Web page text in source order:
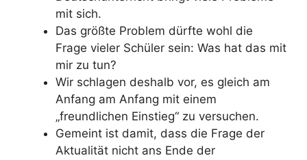
mit sich.
Das größte Problem dürfte wohl die
Frage vieler Schüler sein: Was hat das mit
mir zu tun?
Wir schlagen deshalb vor, es gleich am
Anfang am Anfang mit einem
„freundlichen Einstieg“ zu versuchen.
Gemeint ist damit, dass die Frage der
Aktualität nicht ans Ende der